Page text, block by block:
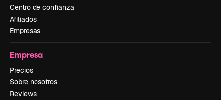
Centro de confianza
Afiliados
Empresas
Empresa
Precios
Sobre nosotros
Reviews